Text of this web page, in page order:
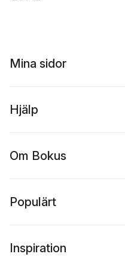
Mina sidor
Hjälp
Om Bokus
Populärt
Inspiration